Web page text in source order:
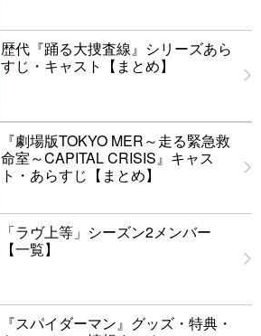
歴代『踊る大捜査線』シリーズあら
すじ・キャスト【まとめ】
『劇場版TOKYO MER～走る緊急救
命室～CAPITAL CRISIS』キャス
ト・あらすじ【まとめ】
「ラヴ上等」シーズン2メンバー
【一覧】
『スパイダーマン』グッズ・特典・